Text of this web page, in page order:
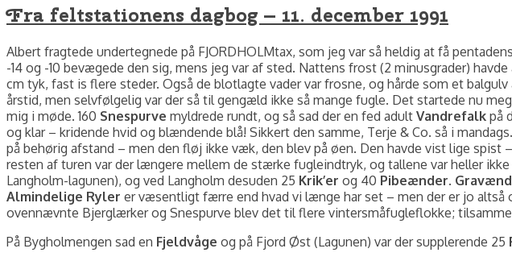
Fra feltstationens dagbog – 11. december 1991
Albert fragtede undertegnede på FJORDHOLMtax, som jeg var så heldig at få
-14 og -10 bevægede den sig, mens jeg var af sted. Nattens frost (2 minusgrader)
cm tyk, fast is flere steder. Også de blotlagte vader var frosne, og hårde som et
årstid, men selvfølgelig var der så til gengæld ikke så mange fugle. Det startede nu
mig i møde. 160 Snespurve myldrede rundt, og så sad der en fed adult Vandrefalk på
og klar – kridende hvid og blændende blå! Sikkert den samme, Terje & Co. så i
på behørig afstand – men den fløj ikke væk, den blev på øen. Den havde vist lige
resten af turen var der længere mellem de stærke fugleindtryk, og tallene var heller
Langholm-lagunen), og ved Langholm desuden 25 Krik’er og 40 Pibeænder.
Almindelige Ryler er væsentligt færre end hvad vi længe har set – men der er jo altså
ovennævnte Bjerglærker og Snespurve blev det til flere vintersmåfugleflokke;
På Bygholmengen sad en Fjeldvåge og på Fjord Øst (Lagunen) var der supplerende 25